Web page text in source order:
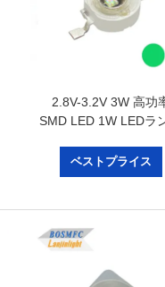
2.8V-3.2V 3W 高功
SMD LED 1W LEDラ
ベストプライス